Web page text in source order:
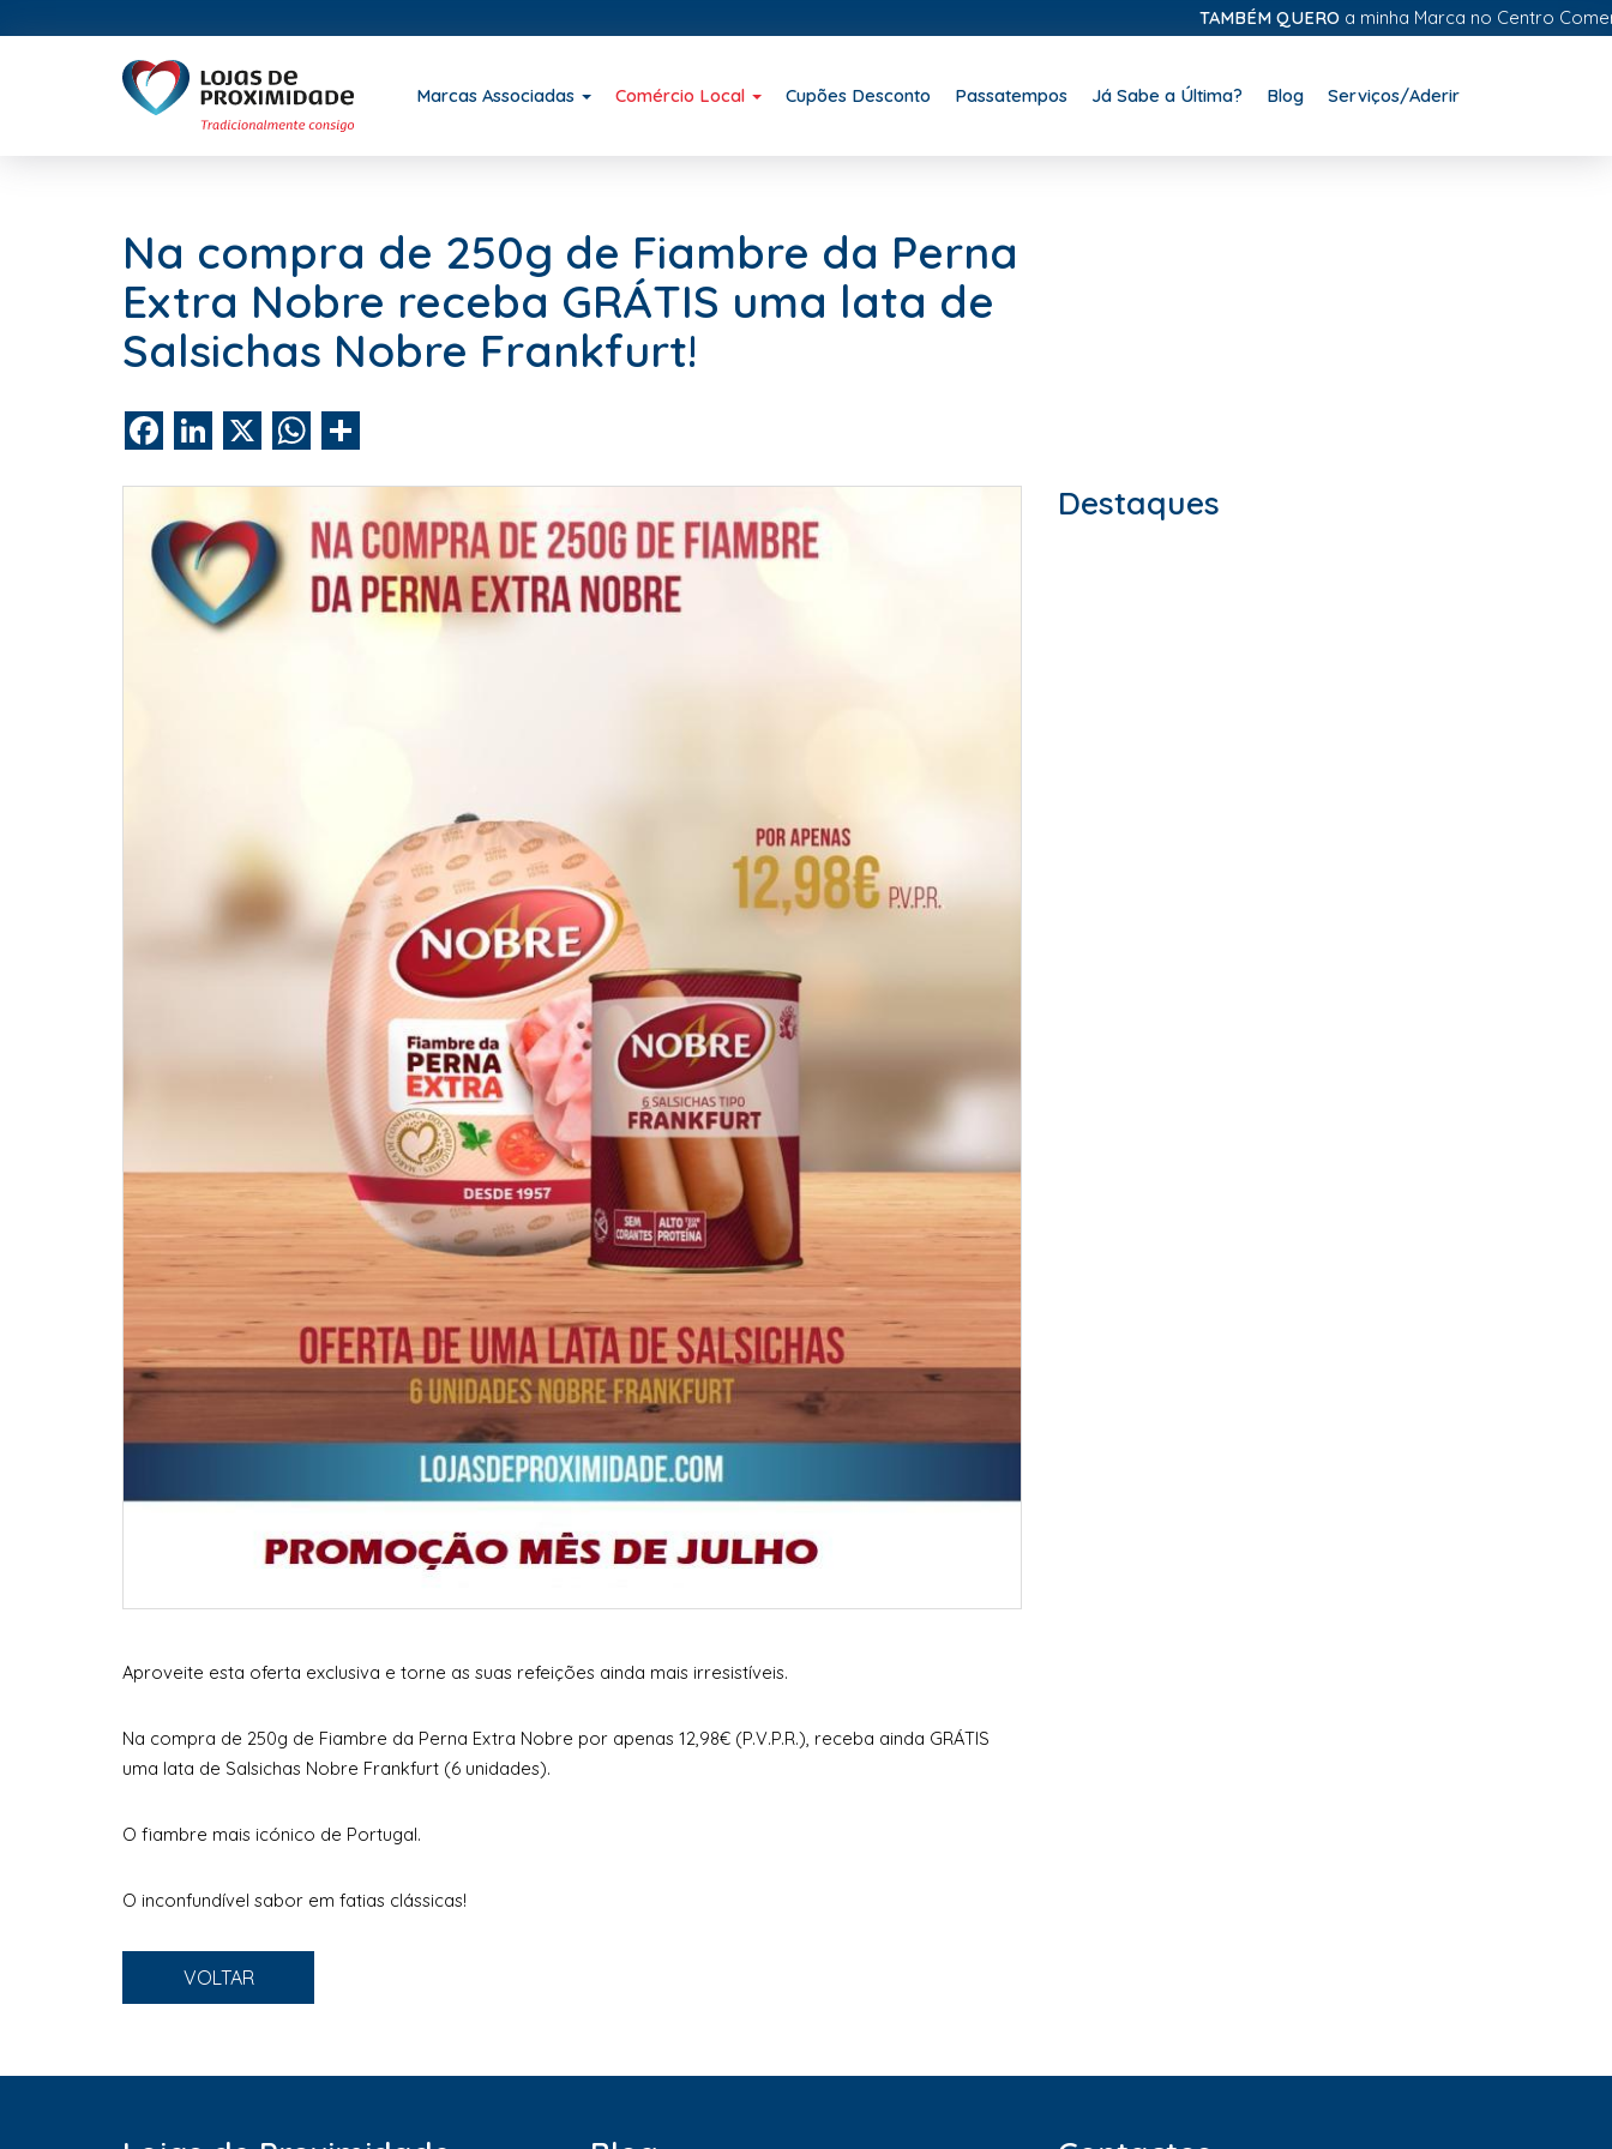
TAMBÉM QUEROa minha Marca no Centro Comercial
Marcas Associadas Comércio Local Cupões Desconto Passatempos Já Sabe a Última? Blog Serviços/Aderir
Na compra de 250g de Fiambre da Perna
Extra Nobre receba GRÁTIS uma lata de
Salsichas Nobre Frankfurt!
FacebookLinkedIn WhatsApp
Aproveite esta oferta exclusiva e torne as suas refeições ainda mais irresistíveis.
Na compra de 250g de Fiambre da Perna Extra Nobre por apenas 12,98€ (P.V.P.R.), receba ainda GRÁTIS
uma lata de Salsichas Nobre Frankfurt (6 unidades).
O fiambre mais icónico de Portugal.
O inconfundível sabor em fatias clássicas!
VOLTAR
Destaques